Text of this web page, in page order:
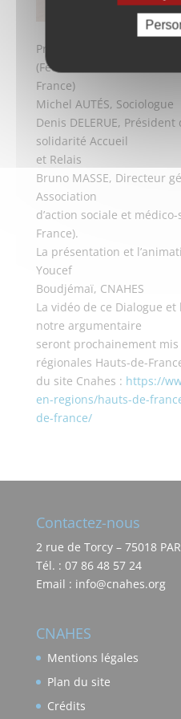
Président régional de la FAS
(Fédération des acteurs
France)
Michel AUTÉS, Sociologue
Denis DELERUE,
solidarité Accueil
et Relais
Bruno MASSE, Directeur
Association
d’action sociale et
France).
La présentation et
Youcef
Boudjémaï, CNAHES
La vidéo de ce Dialogue
notre argumentaire
seront prochainement
régionales Hauts-de-
du site Cnahes : https://
en-regions/hauts-de-
de-france/
Contactez-nous
2 rue de Torcy – 75018
Tél. : 07 86 48 57 24
Email : info@cnahes.org
CNAHES
Mentions légales
Plan du site
Crédits